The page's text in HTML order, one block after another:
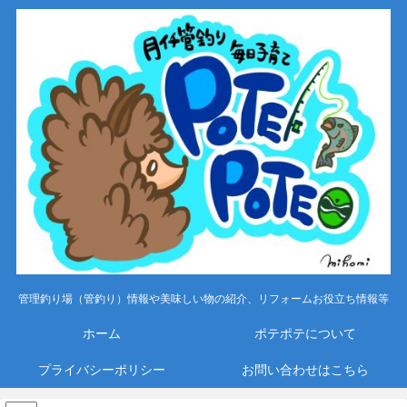
管理釣り場（管釣り）情報や美味しい物の紹介、リフォームお役立ち情報等
ホーム ポテポテについて
プライバシーポリシー お問い合わせはこちら